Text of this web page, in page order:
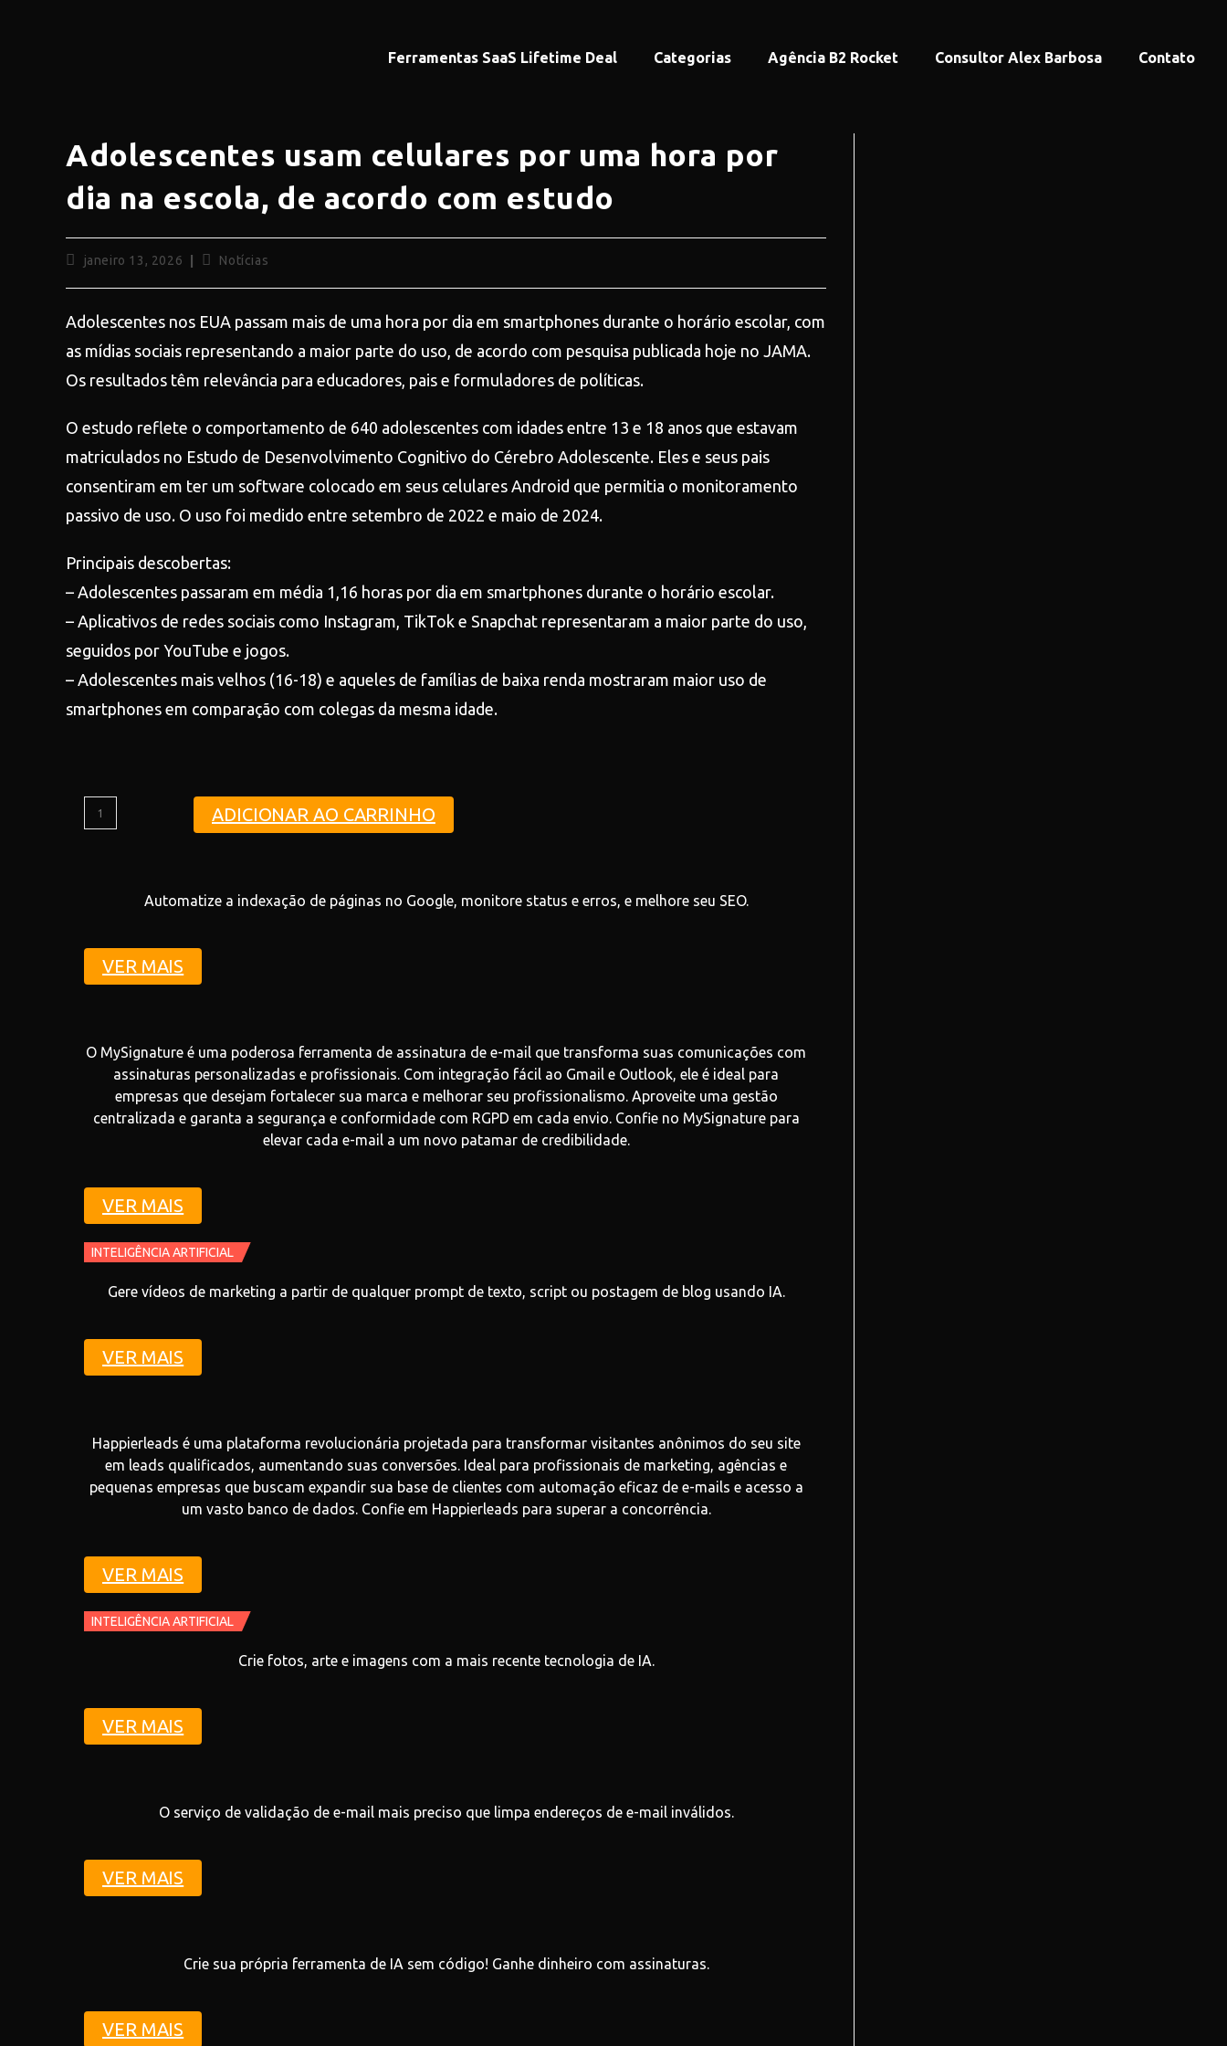
Ferramentas SaaS Lifetime Deal Categorias Agência B2 Rocket Consultor Alex Barbosa Contato
Adolescentes usam celulares por uma hora por
dia na escola, de acordo com estudo
janeiro 13, 2026 Notícias
Adolescentes nos EUA passam mais de uma hora por dia em smartphones durante o horário escolar, com
as mídias sociais representando a maior parte do uso, de acordo com pesquisa publicada hoje no JAMA.
Os resultados têm relevância para educadores, pais e formuladores de políticas.
O estudo reflete o comportamento de 640 adolescentes com idades entre 13 e 18 anos que estavam
matriculados no Estudo de Desenvolvimento Cognitivo do Cérebro Adolescente. Eles e seus pais
consentiram em ter um software colocado em seus celulares Android que permitia o monitoramento
passivo de uso. O uso foi medido entre setembro de 2022 e maio de 2024.
Principais descobertas:
– Adolescentes passaram em média 1,16 horas por dia em smartphones durante o horário escolar.
– Aplicativos de redes sociais como Instagram, TikTok e Snapchat representaram a maior parte do uso,
seguidos por YouTube e jogos.
– Adolescentes mais velhos (16-18) e aqueles de famílias de baixa renda mostraram maior uso de
smartphones em comparação com colegas da mesma idade.
ADICIONAR AO CARRINHO
Automatize a indexação de páginas no Google, monitore status e erros, e melhore seu SEO.
VER MAIS
O MySignature é uma poderosa ferramenta de assinatura de e-mail que transforma suas comunicações com
assinaturas personalizadas e profissionais. Com integração fácil ao Gmail e Outlook, ele é ideal para
empresas que desejam fortalecer sua marca e melhorar seu profissionalismo. Aproveite uma gestão
centralizada e garanta a segurança e conformidade com RGPD em cada envio. Confie no MySignature para
elevar cada e-mail a um novo patamar de credibilidade.
VER MAIS
INTELIGÊNCIA ARTIFICIAL
Gere vídeos de marketing a partir de qualquer prompt de texto, script ou postagem de blog usando IA.
VER MAIS
Happierleads é uma plataforma revolucionária projetada para transformar visitantes anônimos do seu site
em leads qualificados, aumentando suas conversões. Ideal para profissionais de marketing, agências e
pequenas empresas que buscam expandir sua base de clientes com automação eficaz de e-mails e acesso a
um vasto banco de dados. Confie em Happierleads para superar a concorrência.
VER MAIS
INTELIGÊNCIA ARTIFICIAL
Crie fotos, arte e imagens com a mais recente tecnologia de IA.
VER MAIS
O serviço de validação de e-mail mais preciso que limpa endereços de e-mail inválidos.
VER MAIS
Crie sua própria ferramenta de IA sem código! Ganhe dinheiro com assinaturas.
VER MAIS